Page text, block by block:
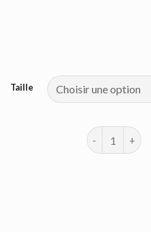
Taille
quantité de